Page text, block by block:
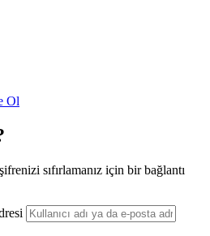
Ol
sıfırlamanız için bir bağlantı